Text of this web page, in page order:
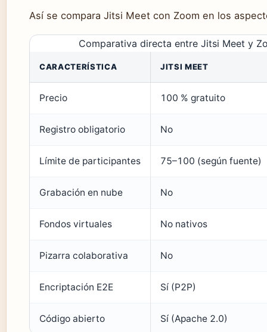
Así se compara Jitsi Meet con Zoom en los
Comparativa directa entre Jitsi Meet y
CARACTERÍSTICA JITSI MEET
Precio 100 % gratuito
Registro obligatorio No
Límite de participantes 75–100 (según fuente)
Grabación en nube No
Fondos virtuales No nativos
Pizarra colaborativa No
Encriptación E2E Sí (P2P)
Código abierto Sí (Apache 2.0)